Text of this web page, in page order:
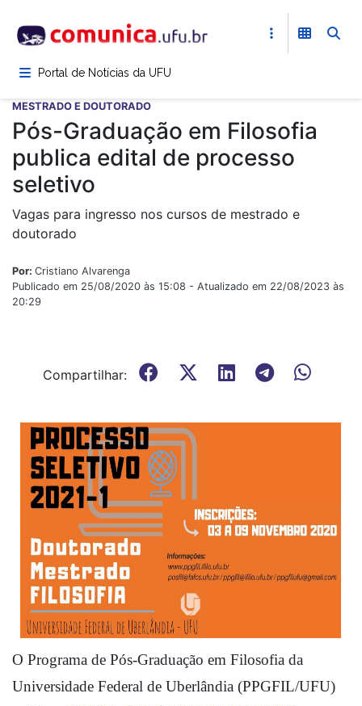
para
conteúdoPortal de Notícias da UFU
MESTRADO E DOUTORADO
Pós-Graduação em Filosofia
publica edital de processo
seletivo
Vagas para ingresso nos cursos de mestrado e
doutorado
Por: Cristiano Alvarenga
Publicado em 25/08/2020 às 15:08 - Atualizado em 22/08/2023 às
20:29
Compartilhar:
O Programa de Pós-Graduação em Filosofia da
Universidade Federal de Uberlândia (PPGFIL/UFU)